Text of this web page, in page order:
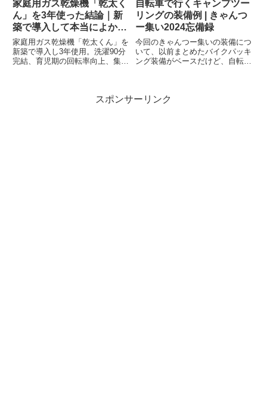
家庭用ガス乾燥機「乾太く
ん」を3年使った結論｜新
築で導入して本当によかっ
た理由と欠点
家庭用ガス乾燥機「乾太くん」を
新築で導入し3年使用。洗濯90分
完結、育児期の回転率向上、集塵
自転車で行くキャンプツー
リングの装備例 | きゃんつ
ー集い2024忘備録
今回のきゃんつー集いの装備につ
いて、以前まとめたバイクパッキ
ング装備がベースだけど、自転車
グ積載。走りに関してはJARIに
スポンサーリンク